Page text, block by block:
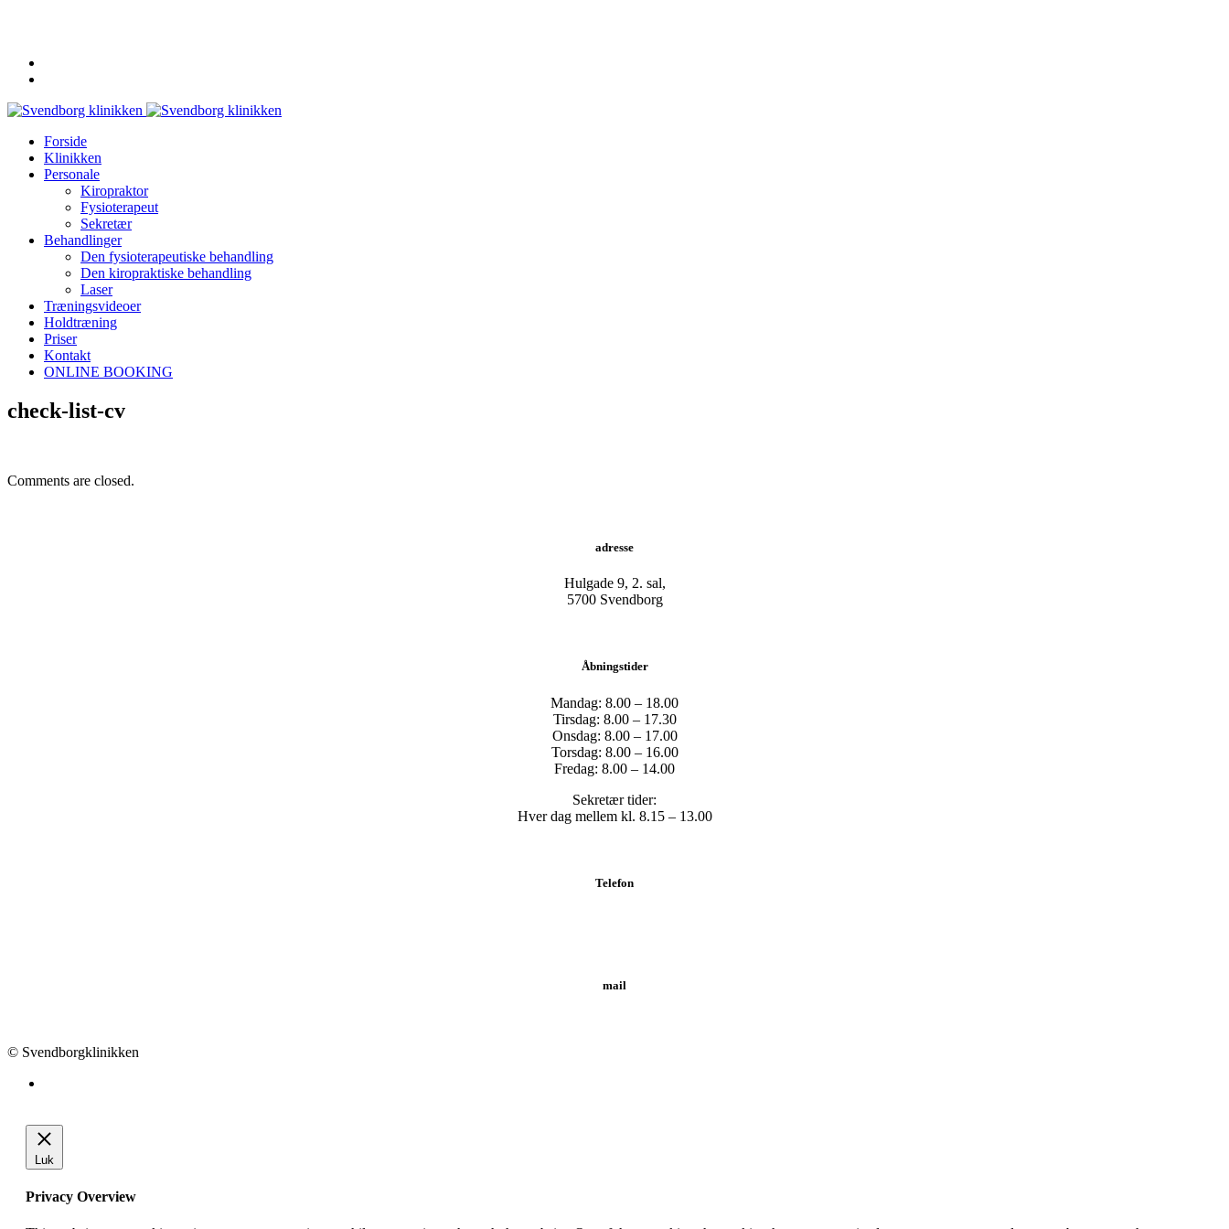
Forside
Klinikken
Personale
Kiropraktor
Fysioterapeut
Sekretær
Behandlinger
Den fysioterapeutiske behandling
Den kiropraktiske behandling
Laser
Træningsvideoer
Holdtræning
Priser
Kontakt
ONLINE BOOKING
check-list-cv
Comments are closed.
adresse
Hulgade 9, 2. sal,
​5700 Svendborg
Åbningstider
Mandag: 8.00 – 18.00
Tirsdag: 8.00 – 17.30
Onsdag: 8.00 – 17.00
Torsdag: 8.00 – 16.00
Fredag: 8.00 – 14.00
Sekretær tider:
Hver dag mellem kl. 8.15 – 13.00
Telefon
mail
© Svendborgklinikken
Luk
Privacy Overview